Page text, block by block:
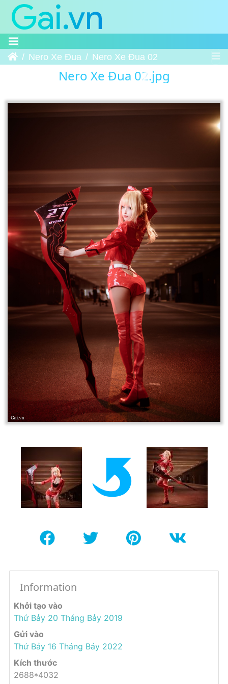
Trang chủNero Xe Đua Nero Xe Đua 02
Nero Xe Đua 02.jpg
Information
Khởi tạo vào
Thứ Bảy 20 Tháng Bảy 2019
Gửi vào
Thứ Bảy 16 Tháng Bảy 2022
Kích thước
2688*4032